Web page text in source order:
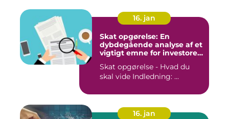
16. jan
Skat opgørelse: En
dybdegående analyse af et
vigtigt emne for investorer
Skat opgørelse - Hvad du
skal vide Indledning: ...
16. jan